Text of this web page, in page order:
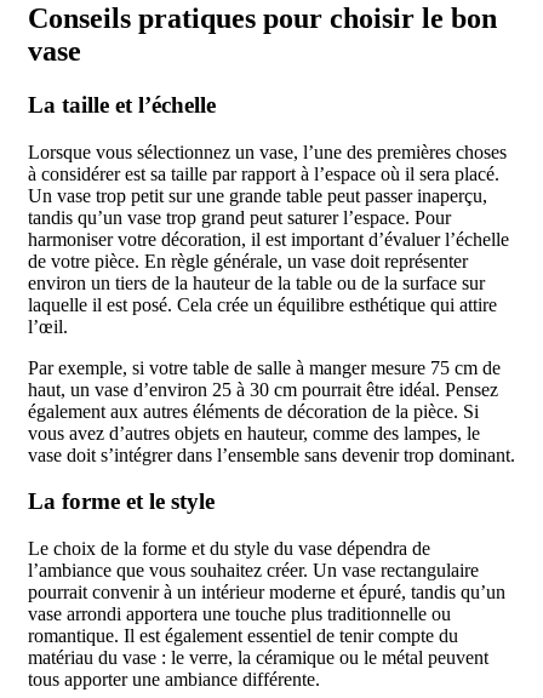
Conseils pratiques pour choisir le bon
vase
La taille et l’échelle
Lorsque vous sélectionnez un vase, l’une des premières choses
à considérer est sa taille par rapport à l’espace où il sera placé.
Un vase trop petit sur une grande table peut passer inaperçu,
tandis qu’un vase trop grand peut saturer l’espace. Pour
harmoniser votre décoration, il est important d’évaluer l’échelle
de votre pièce. En règle générale, un vase doit représenter
environ un tiers de la hauteur de la table ou de la surface sur
laquelle il est posé. Cela crée un équilibre esthétique qui attire
l’œil.
Par exemple, si votre table de salle à manger mesure 75 cm de
haut, un vase d’environ 25 à 30 cm pourrait être idéal. Pensez
également aux autres éléments de décoration de la pièce. Si
vous avez d’autres objets en hauteur, comme des lampes, le
vase doit s’intégrer dans l’ensemble sans devenir trop dominant.
La forme et le style
Le choix de la forme et du style du vase dépendra de
l’ambiance que vous souhaitez créer. Un vase rectangulaire
pourrait convenir à un intérieur moderne et épuré, tandis qu’un
vase arrondi apportera une touche plus traditionnelle ou
romantique. Il est également essentiel de tenir compte du
matériau du vase : le verre, la céramique ou le métal peuvent
tous apporter une ambiance différente.